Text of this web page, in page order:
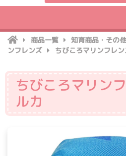
商品一覧 知育商品・その他
ンフレンズ
ちびころマリンフレ
ちびころマリン
ルカ